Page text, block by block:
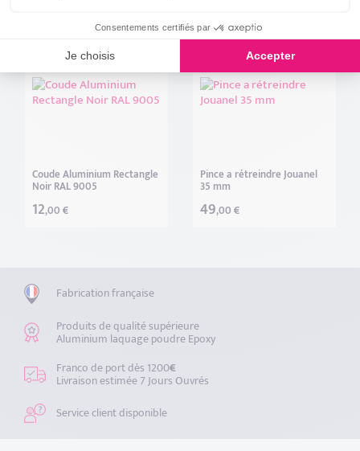
Coude Aluminium Rectangle
Noir RAL 9005
12,00 €
Pince a rétreindre Jouanel
35 mm
49,00 €
Fabrication française
Produits de qualité supérieure
Aluminium laquage poudre Epoxy
Franco de port dès 1200€
Livraison estimée 7 Jours Ouvrés
Service client disponible
Consentements certifiés par
Je choisis Accepter